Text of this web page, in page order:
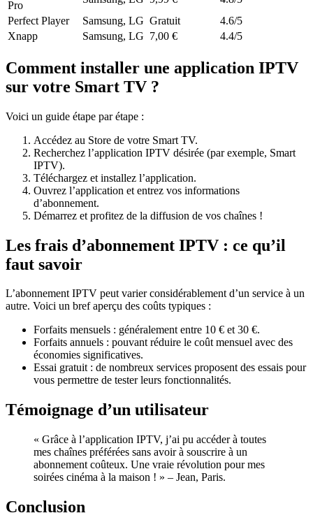
Pro
Perfect Player
Samsung, LG Gratuit
4.6/5
Xnapp
Samsung, LG 7,00 € 4.4/5
Comment installer une application IPTV
sur votre Smart TV ?
Voici un guide étape par étape :
Accédez au Store de votre Smart TV.
Recherchez l’application IPTV désirée (par exemple, Smart
IPTV).
Téléchargez et installez l’application.
Ouvrez l’application et entrez vos informations
d’abonnement.
Démarrez et profitez de la diffusion de vos chaînes !
Les frais d’abonnement IPTV : ce qu’il
faut savoir
L’abonnement IPTV peut varier considérablement d’un service à un
autre. Voici un bref aperçu des coûts typiques :
Forfaits mensuels : généralement entre 10 € et 30 €.
Forfaits annuels : pouvant réduire le coût mensuel avec des
économies significatives.
Essai gratuit : de nombreux services proposent des essais pour
vous permettre de tester leurs fonctionnalités.
Témoignage d’un utilisateur
« Grâce à l’application IPTV, j’ai pu accéder à toutes
mes chaînes préférées sans avoir à souscrire à un
abonnement coûteux. Une vraie révolution pour mes
soirées cinéma à la maison ! » – Jean, Paris.
Conclusion